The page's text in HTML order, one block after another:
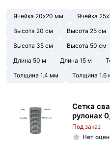
Ячейка 20х20 мм Ячейка
Высота 20 см
Высота 25 см
Высота 35 см
Высота 50 см
Длина 50 м
Длина 15 м
Толщина 1.4 мм
Толщина 1.6
Сетка
рулонах
Под заказ
Нет